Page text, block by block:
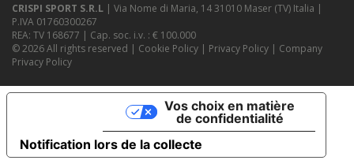
CRISPI SPORT S.R.L | Via Nome di Maria, 14 31010 Maser (TV) Italia |
P.IVA 01760300267
REA: TV 168677 | Cap. soc. i.v. : € 100.000
© 2026 All rights reserved | Cookie Policy | Privacy Policy | Company
Privacy Policy
Notification lors de la collecte
Vos choix en matière
de confidentialité